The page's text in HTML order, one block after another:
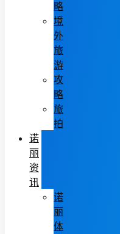
略
境
外
旅
游
攻
略
旅
拍
诺
丽
资
讯
诺
丽
体